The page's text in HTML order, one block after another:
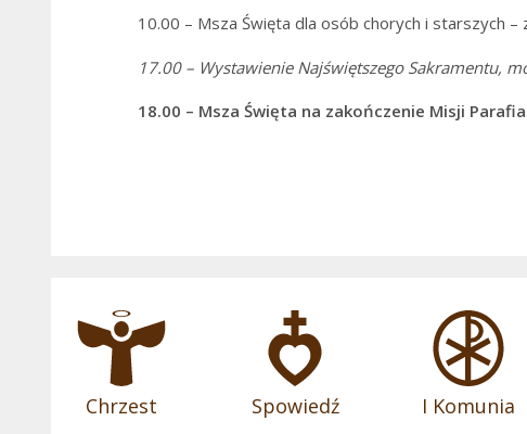
10.00 – Msza Święta dla osób chorych i starszych
17.00 – Wystawienie Najświętszego Sakramentu,
18.00 – Msza Święta na zakończenie Misji
Chrzest Spowiedź I Komunia